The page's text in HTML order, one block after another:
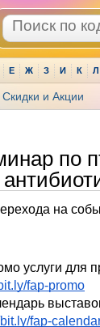
Е Ж З И К Л
Скидки и Акции
по
на
fap-promo
fap-